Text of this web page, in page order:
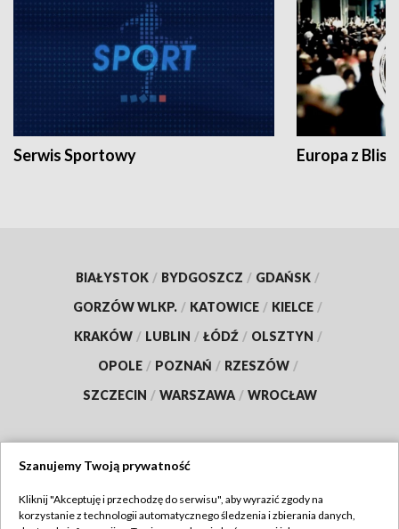
Serwis Sportowy Europa z
BIAŁYSTOK / BYDGOSZCZ / GDAŃSK /
GORZÓW WLKP. / KATOWICE / KIELCE /
KRAKÓW / LUBLIN / ŁÓDŹ / OLSZTYN /
OPOLE / POZNAŃ / RZESZÓW /
SZCZECIN / WARSZAWA / WROCŁAW
TVP
Szanujemy Twoją prywatność
Kliknij "Akceptuję i przechodzę do serwisu", aby wyrazić zgody na
korzystanie z technologii automatycznego śledzenia i zbierania danych,